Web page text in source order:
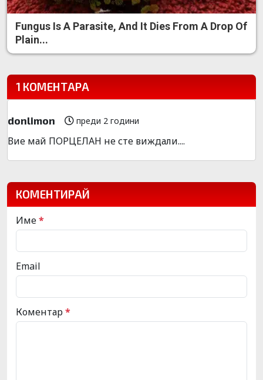
Fungus Is A Parasite, And It Dies From A Drop Of
Plain...
1 КОМЕНТАРА
donlimon преди 2 години
Вие май ПОРЦЕЛАН не сте виждали....
КОМЕНТИРАЙ
Име*
Email
Коментар*